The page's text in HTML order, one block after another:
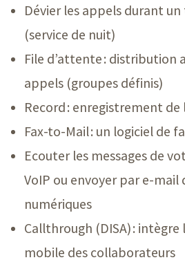
Dévier les appels durant
(service de nuit)
File d’attente : distribution
appels (groupes définis)
Record : enregistrement
Fax-to-Mail : un logiciel de
Ecouter les messages de
VoIP ou envoyer par e-mail
numériques
Callthrough (DISA) :
mobile des collaborateurs